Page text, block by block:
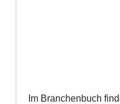
Im Branchenbuch